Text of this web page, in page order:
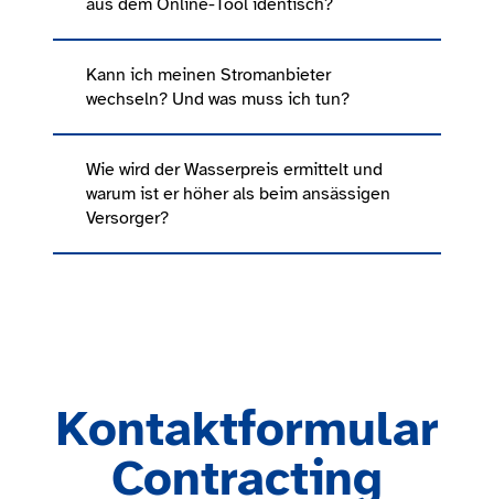
aus dem Online-Tool identisch?
Kann ich meinen Stromanbieter
wechseln? Und was muss ich tun?
Wie wird der Wasserpreis ermittelt und
warum ist er höher als beim ansässigen
Versorger?
Kontaktformular
Contracting